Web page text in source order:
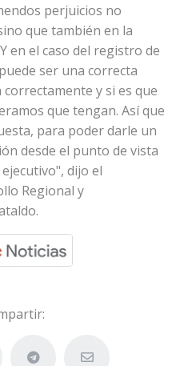
perjuicios no
que también en la
en el caso del registro de
ser una correcta
y si es que
que tengan. Así que
para poder darle un
desde el punto de vista
dijo el
Regional y